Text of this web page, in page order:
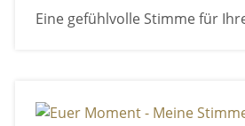
Eine gefühlvolle Stimme für